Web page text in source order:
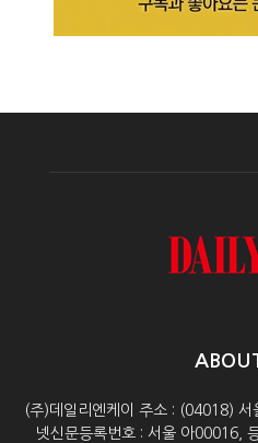
(주)데일리엔케이 주소 : (04018)
넷신문등록번호 : 서울 아00016,